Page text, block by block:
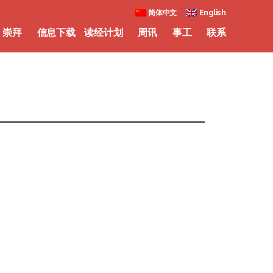
简体中文 English
崇拜 信息下载 读经计划 周讯 事工 联系